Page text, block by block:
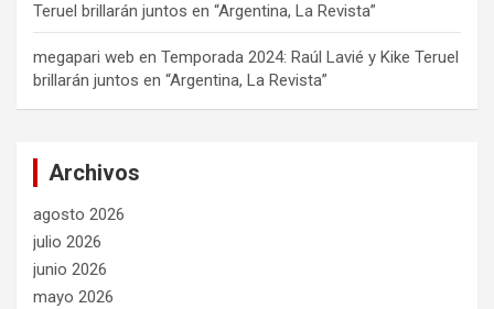
Teruel brillarán juntos en “Argentina, La Revista”
megapari web en Temporada 2024: Raúl Lavié y Kike Teruel
brillarán juntos en “Argentina, La Revista”
Archivos
agosto 2026
julio 2026
junio 2026
mayo 2026